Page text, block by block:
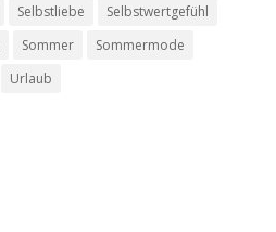
Selbstliebe
Selbstwertgefühl
Sommer
Sommermode
Urlaub